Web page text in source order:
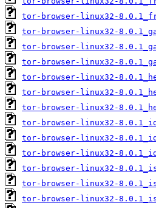
tor-browser-linux32-
tor-browser-linux32-
tor-browser-linux32-
tor-browser-linux32-
tor-browser-linux32-
tor-browser-linux32-
tor-browser-linux32-
tor-browser-linux32-
tor-browser-linux32-
tor-browser-linux32-
tor-browser-linux32-
tor-browser-linux32-
tor-browser-linux32-